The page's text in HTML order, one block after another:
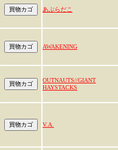
あぶらだこ
AWAKENING
OUTNAUTS//GIANT
HAYSTACKS
V.A.